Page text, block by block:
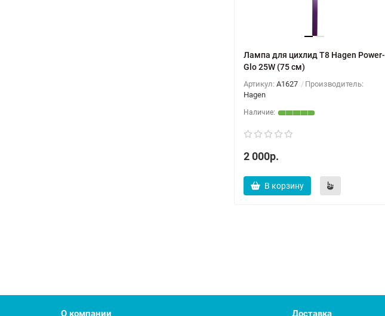
Лампа для цихлид T8 Hagen Power-
Glo 25W (75 см)
Артикул: A1627
Производитель:
Hagen
2 000р.
В корзину
О компании Доставка